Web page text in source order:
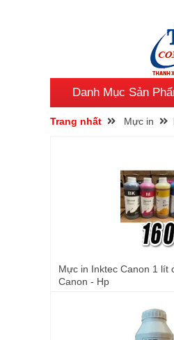
Danh Mục Sản
Trang nhất Mực in
Mực in Inktec Canon 1 lít
Canon - Hp